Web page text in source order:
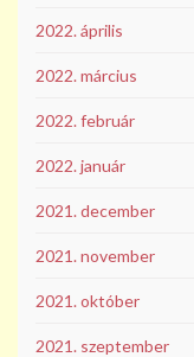
2022. április
2022. március
2022. február
2022. január
2021. december
2021. november
2021. október
2021. szeptember